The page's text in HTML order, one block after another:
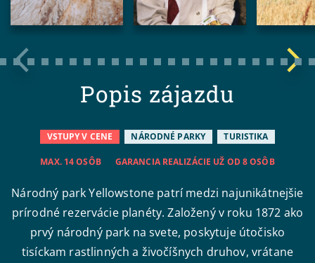
Popis zájazdu
VSTUPY V CENE NÁRODNÉ PARKY TURISTIKA
MAX. 14 OSÔB GARANCIA REALIZÁCIE UŽ OD 8 OSÔB
Národný park Yellowstone patrí medzi najunikátnejšie
prírodné rezervácie planéty. Založený v roku 1872 ako
prvý národný park na svete, poskytuje útočisko
tisíckam rastlinných a živočíšnych druhov, vrátane